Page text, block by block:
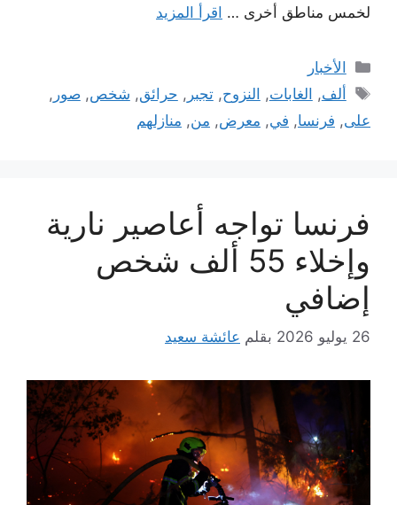
لخمس مناطق أخرى … اقرأ المزيد
التصنيفات
الأخبار
الوسوم
ألف, الغابات, النزوح,تجبر , حرائق, شخص,صور ,
على, فرنسا, في, معرض, من, منازلهم
فرنسا تواجه أعاصير نارية
وإخلاء 55 ألف شخص
إضافي
26 يوليو 2026 بقلم عائشة سعيد